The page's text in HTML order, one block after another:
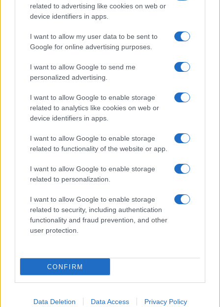
related to advertising like cookies on web or
device identifiers in apps.
I want to allow my user data to be sent to
Google for online advertising purposes.
I want to allow Google to send me
personalized advertising.
I want to allow Google to enable storage
related to analytics like cookies on web or
device identifiers in apps.
I want to allow Google to enable storage
related to functionality of the website or app.
I want to allow Google to enable storage
related to personalization.
I want to allow Google to enable storage
related to security, including authentication
functionality and fraud prevention, and other
user protection.
CONFIRM
Data Deletion Data Access Privacy Policy
Moda
che mai: al naturale e senza
make up VIDEO
Viaggi
Costa dei Trabocchi conquista
tutti: tra vicoli, panorami e spiagge
da sogno
Moda
Samira Lui sfoggia il beach
look perfetto per l’estate:
scoprilo qui!
del 21/07/2022
Contatti
Privacy PolicyPreferenze privacyMappa del sito Chi siamoRedazione